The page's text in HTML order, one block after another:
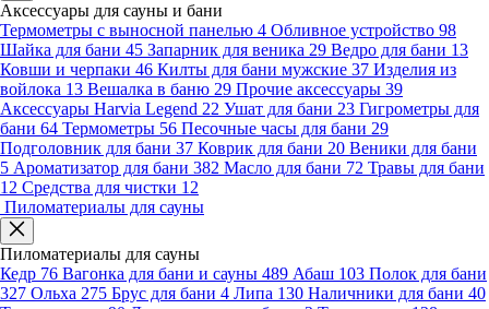
Аксессуары для сауны и бани
Термометры с выносной панелью 4 Обливное устройство 98
Шайка для бани 45 Запарник для веника 29 Ведро для бани 13
Ковши и черпаки 46 Килты для бани мужские 37 Изделия из
войлока 13 Вешалка в баню 29 Прочие аксессуары 39
Аксессуары Harvia Legend 22 Ушат для бани 23 Гигрометры для
бани 64 Термометры 56 Песочные часы для бани 29
Подголовник для бани 37 Коврик для бани 20 Веники для бани
5 Ароматизатор для бани 382 Масло для бани 72 Травы для бани
12 Средства для чистки 12
Пиломатериалы для сауны
Пиломатериалы для сауны
Кедр 76 Вагонка для бани и сауны 489 Абаш 103 Полок для бани
327 Ольха 275 Брус для бани 4 Липа 130 Наличники для бани 40